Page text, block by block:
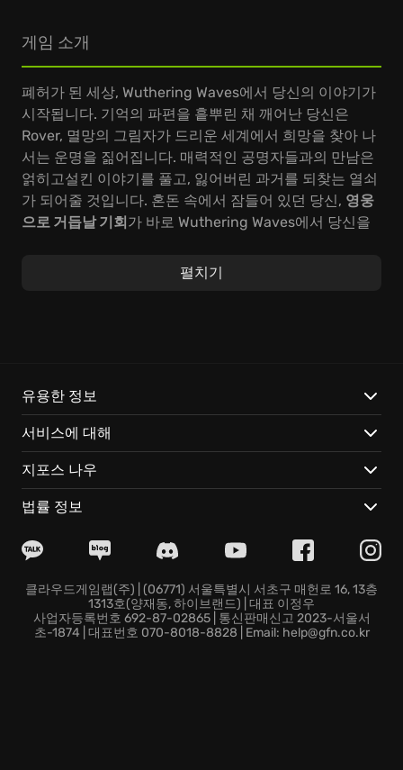
게임 소개
폐허가 된 세상, Wuthering Waves에서 당신의 이야기가
시작됩니다. 기억의 파편을 흩뿌린 채 깨어난 당신은
Rover, 멸망의 그림자가 드리운 세계에서 희망을 찾아 나
서는 운명을 짊어집니다. 매력적인 공명자들과의 만남은
얽히고설킨 이야기를 풀고, 잃어버린 과거를 되찾는 열쇠
가 되어줄 것입니다. 혼돈 속에서 잠들어 있던 당신, 영웅
으로 거듭날 기회가 바로 Wuthering Waves에서 당신을
회피와 격렬한 반격, 적의 힘을 역이용하는 에코 시스템
은 손에 땀을 쥐게 하는 긴장감을 선사하며, 화려한 스타
일의 QTE 시스템은 전투의 쾌감을 극대화합니다. 개성 넘
치는 공명자들과 인연을 맺고 협력하며 함께 역경을 헤쳐
나가세요.
Waves에 접속하여 당신의
을 이끌어내고, 잊혀진 영
Wuthering Waves에 접속하여, 당신만의 전설을 시작하
세요!
펼치기
유용한 정보
서비스에 대해
지포스 나우
법률 정보
클라우드게임랩(주) | (06771) 서울특별시 서초구 매헌로 16, 13층
1313호(양재동, 하이브랜드) | 대표 이정우
사업자등록번호 692-87-02865 | 통신판매신고 2023-서울서
초-1874 | 대표번호 070-8018-8828 | Email: help@gfn.co.kr